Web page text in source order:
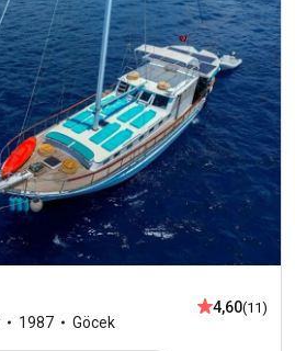
1987 Göcek
4,60(11)